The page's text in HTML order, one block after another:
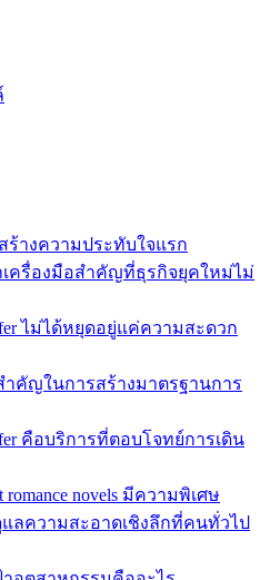
างความประทับใจแรก
เครื่องมือสำคัญที่ธุรกิจยุคใหม่ไม่
ไม่ได้หยุดอยู่แค่ความสะดวก
คัญในการสร้างมาตรฐานการ
คือบริการที่ตอบโจทย์การเดิน
novels มีความพิเศษ
ลความสะอาดเชิงลึกที่คนทั่วไป